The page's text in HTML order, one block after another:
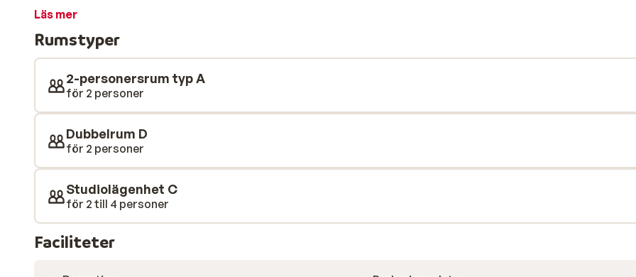
nolltid. Efter en dag i backen kan du gå till den mysiga baren och skåla med en drink. Den varma
av din vintersportsemester på.
Läs mer
Rumstyper
2-personersrum typ A
för 2 personer
Dubbelrum D
för 2 personer
Studiolägenhet C
för 2 till 4 personer
Faciliteter